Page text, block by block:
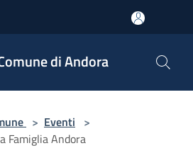
di Andora
> Eventi >
Famiglia Andora